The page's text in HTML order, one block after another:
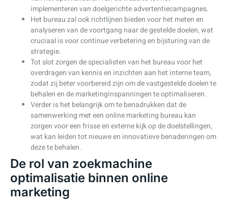
implementeren van doelgerichte advertentiecampagnes.
Het bureau zal ook richtlijnen bieden voor het meten en
analyseren van de voortgang naar de gestelde doelen, wat
cruciaal is voor continue verbetering en bijsturing van de
strategie.
Tot slot zorgen de specialisten van het bureau voor het
overdragen van kennis en inzichten aan het interne team,
zodat zij beter voorbereid zijn om de vastgestelde doelen te
behalen en de marketinginspanningen te optimaliseren.
Verder is het belangrijk om te benadrukken dat de
samenwerking met een online marketing bureau kan
zorgen voor een frisse en externe kijk op de doelstellingen,
wat kan leiden tot nieuwe en innovatieve benaderingen om
deze te behalen.
De rol van zoekmachine
optimalisatie binnen online
marketing